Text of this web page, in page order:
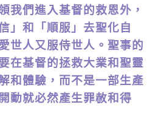
我們進入基督的救恩外，
」和「順服」去聖化自
世人又服侍世人。聖事的
在基督的拯救大業和聖靈
和體驗，而不是一部生產
動就必然產生罪赦和得